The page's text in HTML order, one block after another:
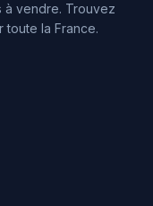
à vendre. Trouvez
toute la France.